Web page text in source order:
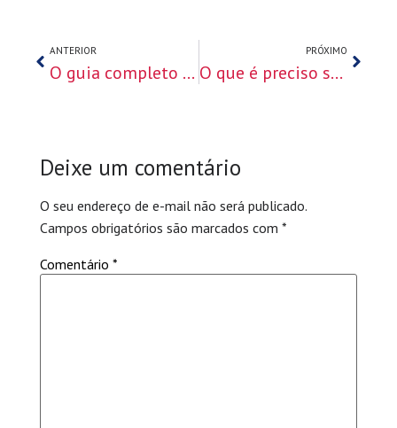
ANTERIOR
O guia completo para o visto americano de estudante nos EUA
PRÓXIMO
O que é preciso saber sobre o Visto Americano para negócios
Deixe um comentário
O seu endereço de e-mail não será publicado.
Campos obrigatórios são marcados com *
Comentário *